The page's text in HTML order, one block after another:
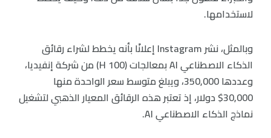
لاستخدامها.
وبالمثل، نشر Instagram إعلانًا بأنه يخطط لشراء رقائق
الذكاء الاصطناعي AI بمعالجات (100 H) من شركة إنفيديا،
وعددها 350,000، ويبلغ متوسط سعر الواحدة منها
30,000$ دولار، إذ تعتبر هذه الرقائق المعيار الذهبي لتشغيل
نماذج الذكاء الاصطناعي AI.